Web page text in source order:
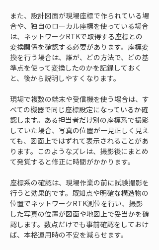
また、設計図面が現場座標で作られている場
合や、独自のローカル座標を使っている場合
は、ネットワークRTKで取得する座標との
変換関係を確認する必要があります。座標変
換を行う場合は、誰が、どの方法で、どの基
準点を使って変換したのかを記録しておく
と、後から説明しやすくなります。
現場で複数の端末や受信機を使う場合は、す
べての機器で同じ座標設定になっているか確
認します。ある担当者だけ別の座標系で撮影
していた場合、写真の位置が一見正しく見え
ても、図面上ではずれて表示されることがあ
ります。このようなズレは、撮影後にまとめ
て発覚すると修正に時間がかかります。
座標系の確認は、現場作業の前に試験撮影を
行うと効果的です。既知点や明確な構造物の
位置でネットワークRTK測位を行い、撮影
した写真の位置が図面や地図上で妥当かを確
認します。数点だけでも事前確認をしておけ
ば、本格運用時の不安を減らせます。